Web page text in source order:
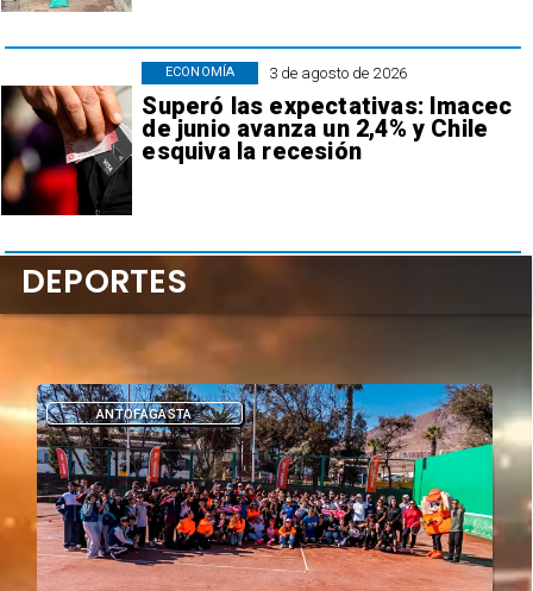
3 de agosto de 2026
Superó las expectativas: Imacec
de junio avanza un 2,4% y Chile
esquiva la recesión
ECONOMÍA
DEPORTES
DEPORTES